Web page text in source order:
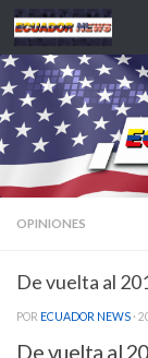
Saltar al contenido
OPINIONES
De vuelta al
POR ECUADOR NEWS ·
De vuelta al